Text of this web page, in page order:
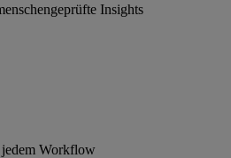
Insights
jedem Workflow